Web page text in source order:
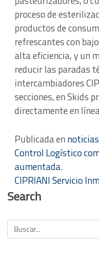
proceso de
productos de
refrescantes con
alta eficiencia, y un
reducir las paradas
intercambiadores
secciones, en Skids
directamente en
Publicada ennoticias
Navegación
de
entradas
Control Logístico
aumentada.
CIPRIANI Servicio
Search